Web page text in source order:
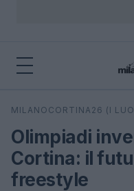
Cerca
MILANOCORTINA26 (I
Olimpiadi
Cortina: il
freestyle